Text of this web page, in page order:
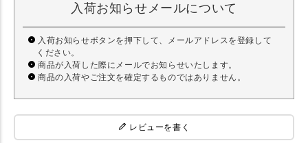
入荷お知らせメールについて
入荷お知らせボタンを押下して、メールアドレスを登録して
ください。
商品が入荷した際にメールでお知らせいたします。
商品の入荷やご注文を確定するものではありません。
レビューを書く